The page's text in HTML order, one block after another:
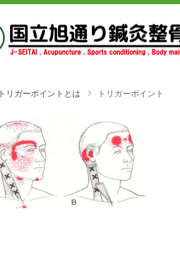
トリガーポイントとは トリガーポイント